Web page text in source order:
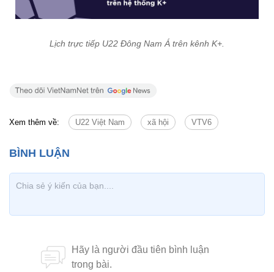
Lịch trực tiếp U22 Đông Nam Á trên kênh K+.
Xem thêm về: U22 Việt Nam xã hội VTV6